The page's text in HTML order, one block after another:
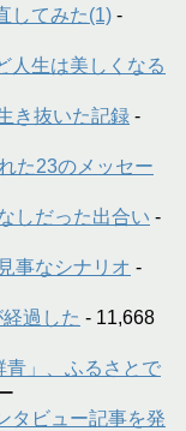
してみた(1) -
人生は美しくなる
き抜いた記録 -
た23のメッセー
しだった出合い -
事なシナリオ -
過した - 11,668
」、ふるさとで
タビュー記事を発